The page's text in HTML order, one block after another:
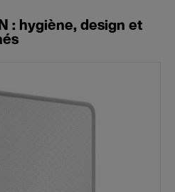
: hygiène, design et